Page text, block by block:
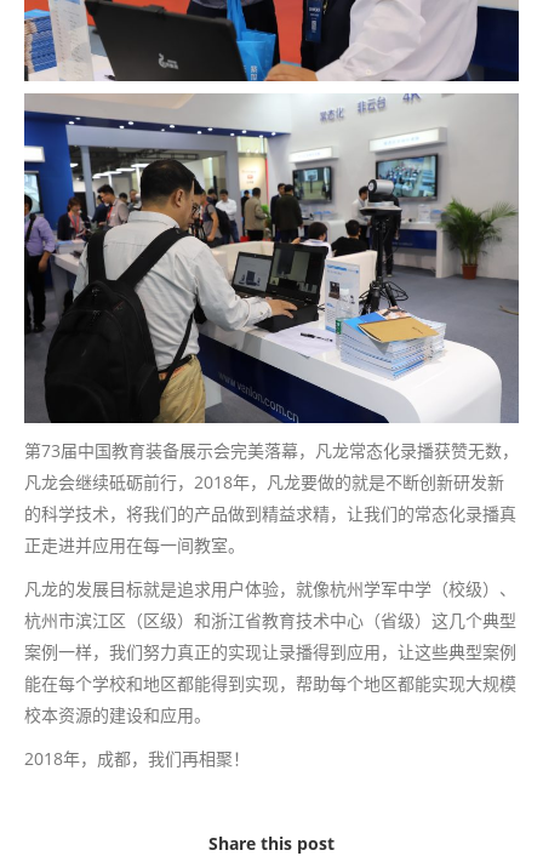
第73届中国教育装备展示会完美落幕，凡龙常态化录播获赞无数，
凡龙会继续砥砺前行，2018年，凡龙要做的就是不断创新研发新
的科学技术，将我们的产品做到精益求精，让我们的常态化录播真
正走进并应用在每一间教室。
凡龙的发展目标就是追求用户体验，就像杭州学军中学（校级）、
杭州市滨江区（区级）和浙江省教育技术中心（省级）这几个典型
案例一样，我们努力真正的实现让录播得到应用，让这些典型案例
能在每个学校和地区都能得到实现，帮助每个地区都能实现大规模
校本资源的建设和应用。
2018年，成都，我们再相聚！
Share this post